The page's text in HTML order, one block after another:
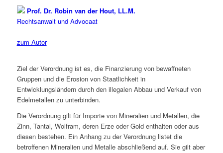
Prof. Dr. Robin van der Hout, LL.M.
Rechtsanwalt und Advocaat
zum Autor
Ziel der Verordnung ist es, die Finanzierung von bewaffneten
Gruppen und die Erosion von Staatlichkeit in
Entwicklungsländern durch den illegalen Abbau und Verkauf von
Edelmetallen zu unterbinden.
Die Verordnung gilt für Importe von Mineralien und Metallen, die
Zinn, Tantal, Wolfram, deren Erze oder Gold enthalten oder aus
diesen bestehen. Ein Anhang zu der Verordnung listet die
betroffenen Mineralien und Metalle abschließend auf. Sie gilt aber